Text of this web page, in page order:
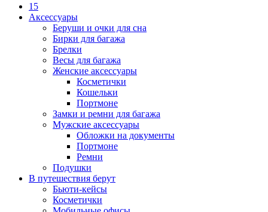
15
Аксессуары
Беруши и очки для сна
Бирки для багажа
Брелки
Весы для багажа
Женские аксессуары
Косметички
Кошельки
Портмоне
Замки и ремни для багажа
Мужские аксессуары
Обложки на документы
Портмоне
Ремни
Подушки
В путешествия берут
Бьюти-кейсы
Косметички